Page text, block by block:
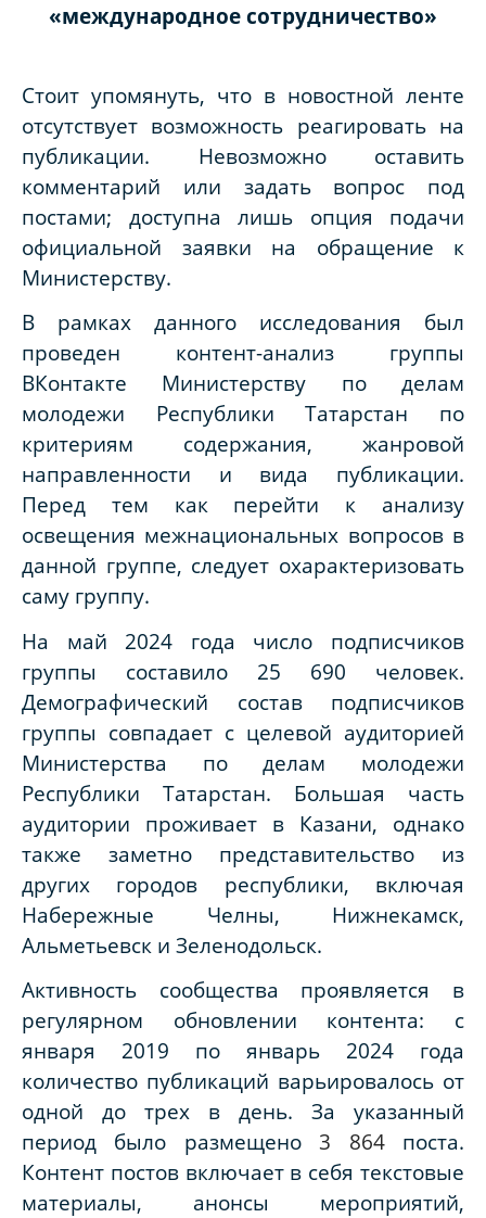
«международное сотрудничество»
Стоит упомянуть, что в новостной ленте
отсутствует возможность реагировать на
публикации. Невозможно оставить
комментарий или задать вопрос под
постами; доступна лишь опция подачи
официальной заявки на обращение к
Министерству.
В рамках данного исследования был
проведен контент-анализ группы
ВКонтакте Министерству по делам
молодежи Республики Татарстан по
критериям содержания, жанровой
направленности и вида публикации.
Перед тем как перейти к анализу
освещения межнациональных вопросов в
данной группе, следует охарактеризовать
саму группу.
На май 2024 года число подписчиков
группы составило 25 690 человек.
Демографический состав подписчиков
группы совпадает с целевой аудиторией
Министерства по делам молодежи
Республики Татарстан. Большая часть
аудитории проживает в Казани, однако
также заметно представительство из
других городов республики, включая
Набережные Челны, Нижнекамск,
Альметьевск и Зеленодольск.
Активность сообщества проявляется в
регулярном обновлении контента: с
января 2019 по январь 2024 года
количество публикаций варьировалось от
одной до трех в день. За указанный
период было размещено3 864поста.
Контент постов включает в себя текстовые
материалы, анонсы мероприятий,